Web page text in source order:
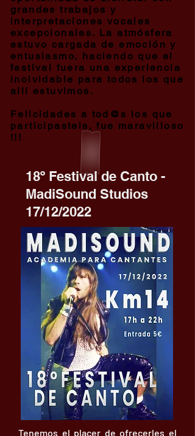
grandes trabajos y
interpretaciones vocales
excepcionales. La atmósfera
estuvo cargada de emoción y
entusiasmo, haciendo que el
festival fuera una experiencia
inolvidable para todos los que
allí estuvimos.
Felicidades a tod@s los que
participasteis, fue maravilloso
!!!
18º Festival de Canto -
MadiSound Studios
17/12/2022
Tenemos el placer de ofrecerles el